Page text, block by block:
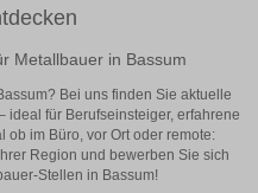
Metallbauer in Bassum
Bei uns finden Sie aktuelle
ideal für Berufseinsteiger, erfahrene
ob im Büro, vor Ort oder remote:
Region und bewerben Sie sich
Stellen in Bassum!